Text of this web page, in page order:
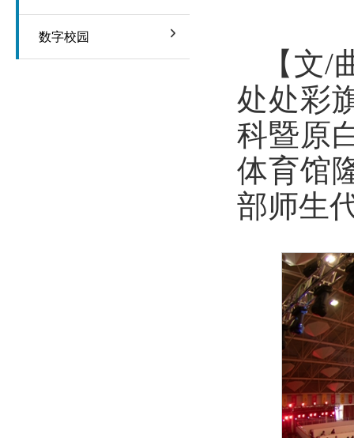
数字校园
【文
处处彩
科暨原
体育馆
部师生